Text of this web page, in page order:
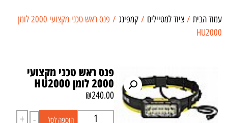
עמוד הבית / ציוד למטיילים / קמפינג
/ פנס ראש טכני מקצועי 2000 לומן
HU2000
פנס ראש טכני מקצועי
2000 לומן HU2000
₪240.00
-
+ הוספה לסל